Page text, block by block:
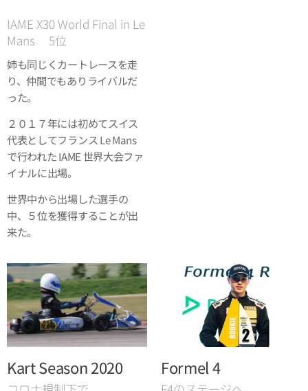
IAME X30 World Final in Le
Mans 5位
姉も同じくカートレースを走
り、仲間でもありライバルだ
った。
２０１７年には初めてスイス
代表としてフランス Le Mans
で行われた IAME 世界大会ファ
イナルに出場。
世界中から出場した選手の
中、５位を獲得することが出
来た。
Kart Season 2020 Formel 4